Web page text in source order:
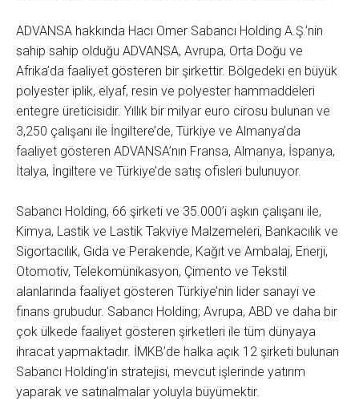
ADVANSA hakkında Hacı Omer Sabancı Holding A.Ş.’nin
sahip sahip olduğu ADVANSA, Avrupa, Orta Doğu ve
Afrika’da faaliyet gösteren bir şirkettir. Bölgedeki en büyük
polyester iplik, elyaf, resin ve polyester hammaddeleri
entegre üreticisidir. Yıllık bir milyar euro cirosu bulunan ve
3,250 çalışanı ile İngiltere’de, Türkiye ve Almanya’da
faaliyet gösteren ADVANSA’nın Fransa, Almanya, İspanya,
İtalya, İngiltere ve Türkiye’de satış ofisleri bulunuyor.
Sabancı Holding, 66 şirketi ve 35.000’i aşkın çalışanı ile,
Kimya, Lastik ve Lastik Takviye Malzemeleri, Bankacılık ve
Sigortacılık, Gıda ve Perakende, Kağıt ve Ambalaj, Enerji,
Otomotiv, Telekomünikasyon, Çimento ve Tekstil
alanlarında faaliyet gösteren Türkiye’nin lider sanayi ve
finans grubudur. Sabancı Holding; Avrupa, ABD ve daha bir
çok ülkede faaliyet gösteren şirketleri ile tüm dünyaya
ihracat yapmaktadır. İMKB’de halka açık 12 şirketi bulunan
Sabancı Holding’in stratejisi, mevcut işlerinde yatırım
yaparak ve satınalmalar yoluyla büyümektir.